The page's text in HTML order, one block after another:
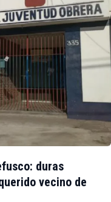
duras
vecino de